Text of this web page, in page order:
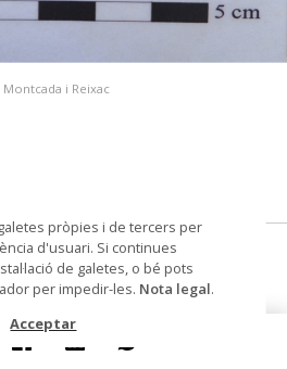
i Reixac
sp.
conquilla amb opercle
pròpies i de tercers per
d'usuari. Si continues
de galetes, o bé pots
per impedir-les. Nota legal.
Acceptar